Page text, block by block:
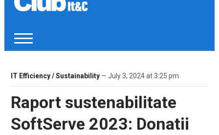
IT Efficiency / Sustainability— July 3, 2024 at 3:25 pm
Raport sustenabilitate
SoftServe 2023: Donatii